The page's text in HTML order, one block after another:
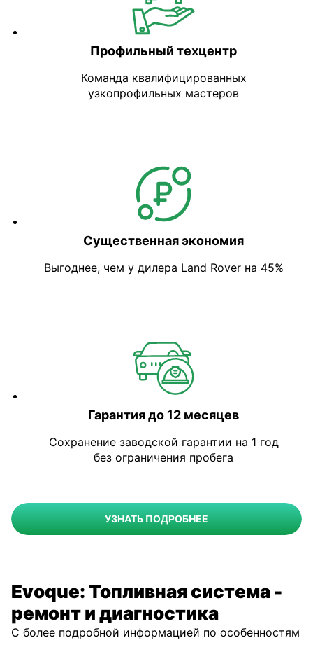
Профильный техцентр
Команда квалифицированных
узкопрофильных мастеров
Существенная экономия
Выгоднее, чем у дилера Land Rover на 45%
Гарантия до 12 месяцев
Сохранение заводской гарантии на 1 год
без ограничения пробега
УЗНАТЬ ПОДРОБНЕЕ
Evoque: Топливная система -
ремонт и диагностика
С более подробной информацией по особенностям